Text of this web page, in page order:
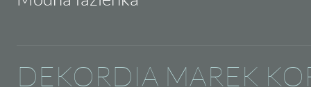
DEKORDIA MAREK